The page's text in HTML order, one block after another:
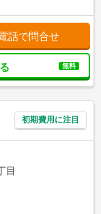
話で問合せ
無料
初期費用に注目
目